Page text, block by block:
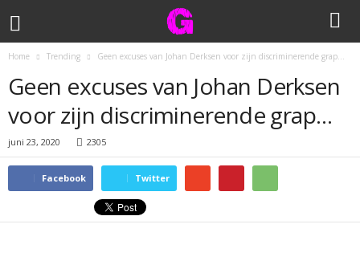
Home Trending Geen excuses van Johan Derksen voor zijn discriminerende grap…
Geen excuses van Johan Derksen
voor zijn discriminerende grap…
juni 23, 2020 2305
Facebook Twitter